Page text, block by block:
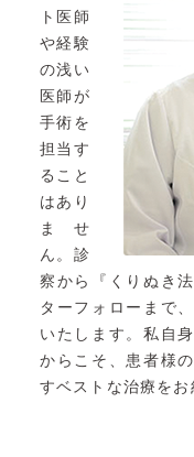
ト医師
や経験
の浅い
医師が
手術を
担当す
ること
はあり
ませ
ん。診
察から『くりぬき
ターフォローまで
いたします。私自
からこそ、患者様
すベストな治療をお